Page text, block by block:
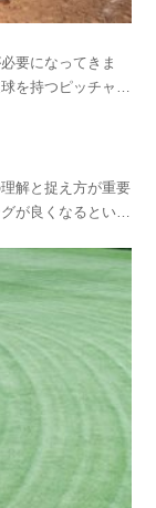
要になってきま
を持つピッチャー
につなが...
解と捉え方が重要
が良くなるという
事を求められます
きく違い...